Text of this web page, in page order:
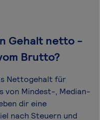
Gehalt netto -
Brutto?
Netto­gehalt für
von Mindest-, Median-
dir eine
nach Steuern und